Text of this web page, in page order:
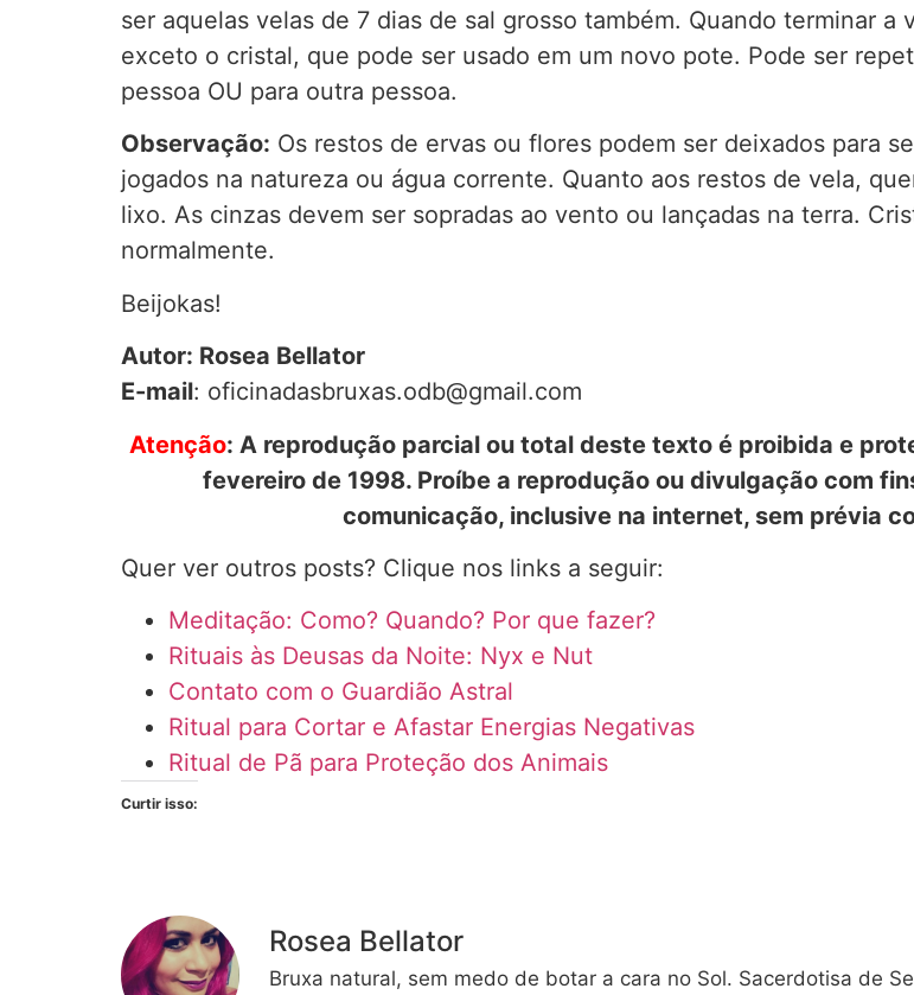
ser aquelas velas de 7 dias de sal grosso também. Quando terminar
exceto o cristal, que pode ser usado em um novo pote. Pode ser
pessoa OU para outra pessoa.
Observação: Os restos de ervas ou flores podem ser deixados para
jogados na natureza ou água corrente. Quanto aos restos de vela,
lixo. As cinzas devem ser sopradas ao vento ou lançadas na terra.
normalmente.
Beijokas!
Autor: Rosea Bellator
E-mail: oficinadasbruxas.odb@gmail.com
Atenção: A reprodução parcial ou total deste texto é proibida e
fevereiro de 1998. Proíbe a reprodução ou divulgação com
comunicação, inclusive na internet, sem prévia
Quer ver outros posts? Clique nos links a seguir:
Meditação: Como? Quando? Por que fazer?
Rituais às Deusas da Noite: Nyx e Nut
Contato com o Guardião Astral
Ritual para Cortar e Afastar Energias Negativas
Ritual de Pã para Proteção dos Animais
Curtir isso:
Rosea Bellator
Bruxa natural, sem medo de botar a cara no Sol. Sacerdotisa de